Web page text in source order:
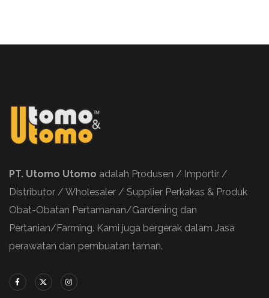
PT. Utomo Utomo adalah Produsen / Importir /
Distributor / Wholesaler / Supplier Perkakas & Produk
Obat-Obatan Pertamanan/Gardening dan
Pertanian/Farming. Kami juga bergerak dalam Jasa
perawatan dan pembuatan taman.